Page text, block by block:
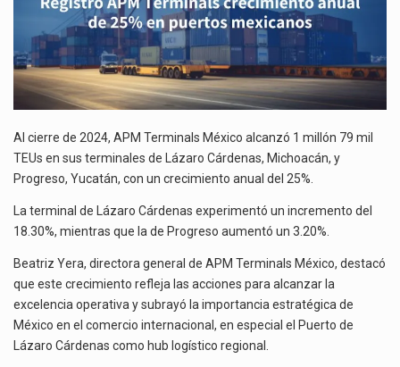
Al cierre de 2024, APM Terminals México alcanzó 1 millón 79 mil
TEUs en sus terminales de Lázaro Cárdenas, Michoacán, y
Progreso, Yucatán, con un crecimiento anual del 25%.
La terminal de Lázaro Cárdenas experimentó un incremento del
18.30%, mientras que la de Progreso aumentó un 3.20%.
Beatriz Yera, directora general de APM Terminals México, destacó
que este crecimiento refleja las acciones para alcanzar la
excelencia operativa y subrayó la importancia estratégica de
México en el comercio internacional, en especial el Puerto de
Lázaro Cárdenas como hub logístico regional.